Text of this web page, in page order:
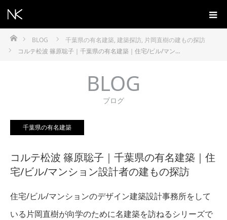
ホームBLOG 千葉県の有名建築, 建築探訪, 片岡直樹の建もの探訪
コルテ松波 篠原聡子｜千葉県の有名建築｜住宅/ビル/マン…
BLOG
ブログ
千葉県の有名建築
コルテ松波 篠原聡子｜千葉県の有名建築｜住
宅/ビル/マンション設計者の建もの探訪
住宅/ビル/マンションのデザイン建築設計事務所をして
いる片岡直樹が向学のために名建築を訪ねるシリーズで